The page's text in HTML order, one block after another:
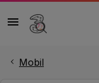
Mobil